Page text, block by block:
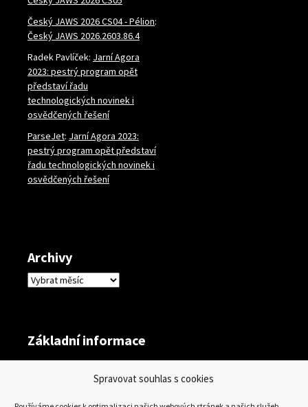
Spravovat souhlas s cookies
Český JAWS 2026 CS04 - Pélion:
Český JAWS 2026.2603.86.4
Radek Pavlíček: Jarní Agora
2023: pestrý program opět
představí řadu
technologických novinek i
osvědčených řešení
ParseJet: Jarní Agora 2023:
pestrý program opět představí
řadu technologických novinek i
osvědčených řešení
Archivy
Archivy
Základní informace
Zdroj kanálů (příspěvky)